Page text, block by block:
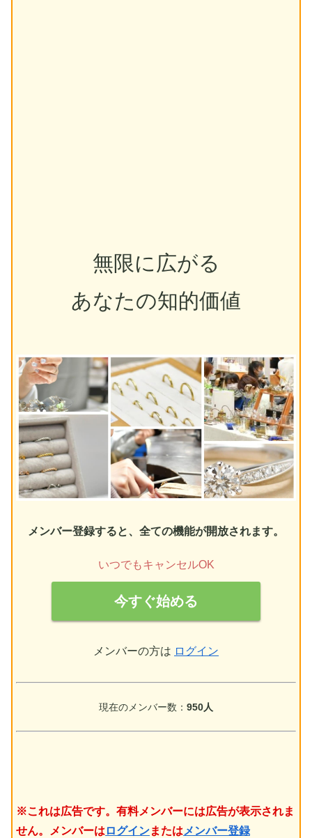
無限に広がる
あなたの知的価値
メンバー登録すると、全ての機能が開放されます。
いつでもキャンセルOK
今すぐ始める
メンバーの方は ログイン
現在のメンバー数： 950人
※これは広告です。有料メンバーには広告が表示されま
せん。メンバーは ログインまたは メンバー登録